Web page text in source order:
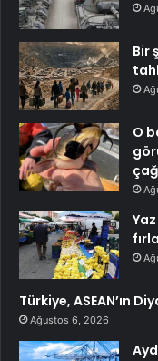
Bir
O
Türkiye, ASEAN’ın
Ağustos 6, 2026